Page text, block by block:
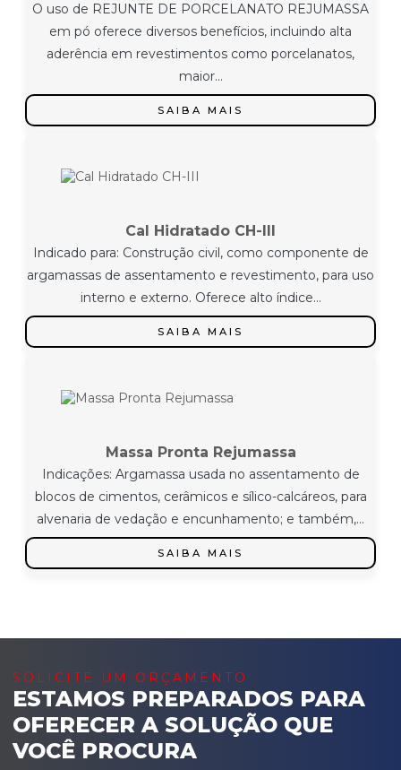
O uso de REJUNTE DE PORCELANATO REJUMASSA
em pó oferece diversos benefícios, incluindo alta
aderência em revestimentos como porcelanatos,
maior...
SAIBA MAIS
Cal Hidratado CH-III
Indicado para: Construção civil, como componente de
argamassas de assentamento e revestimento, para uso
interno e externo. Oferece alto índice...
SAIBA MAIS
Massa Pronta Rejumassa
Indicações: Argamassa usada no assentamento de
blocos de cimentos, cerâmicos e sílico-calcáreos, para
alvenaria de vedação e encunhamento; e também,...
SAIBA MAIS
SOLICITE UM ORÇAMENTO
ESTAMOS PREPARADOS PARA
OFERECER A SOLUÇÃO QUE
VOCÊ PROCURA